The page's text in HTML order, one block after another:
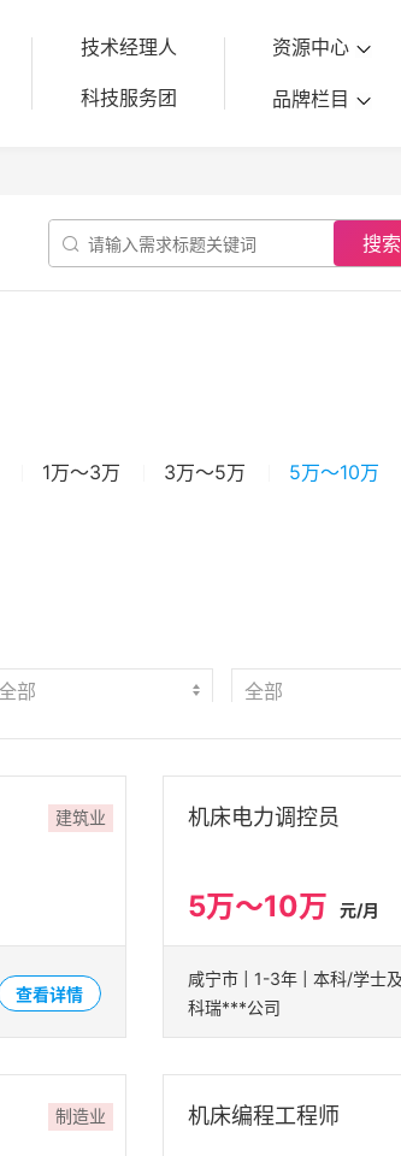
技术经理人
科技服务团
资源中心
品牌栏目
 搜索
1万～3万 3万～5万 5万～10万
建筑业
查看详情
机床电力调控员
5万～10万 元/月
科瑞***公司
制造业 机床编程工程师